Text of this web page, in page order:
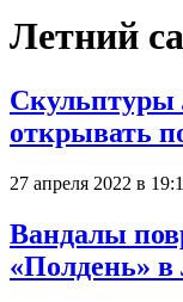
Летний
Скульптуры
открывать
27 апреля 2022 в
Вандалы
«Полдень» в